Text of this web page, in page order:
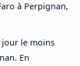
à Perpignan,
jour le moins
En